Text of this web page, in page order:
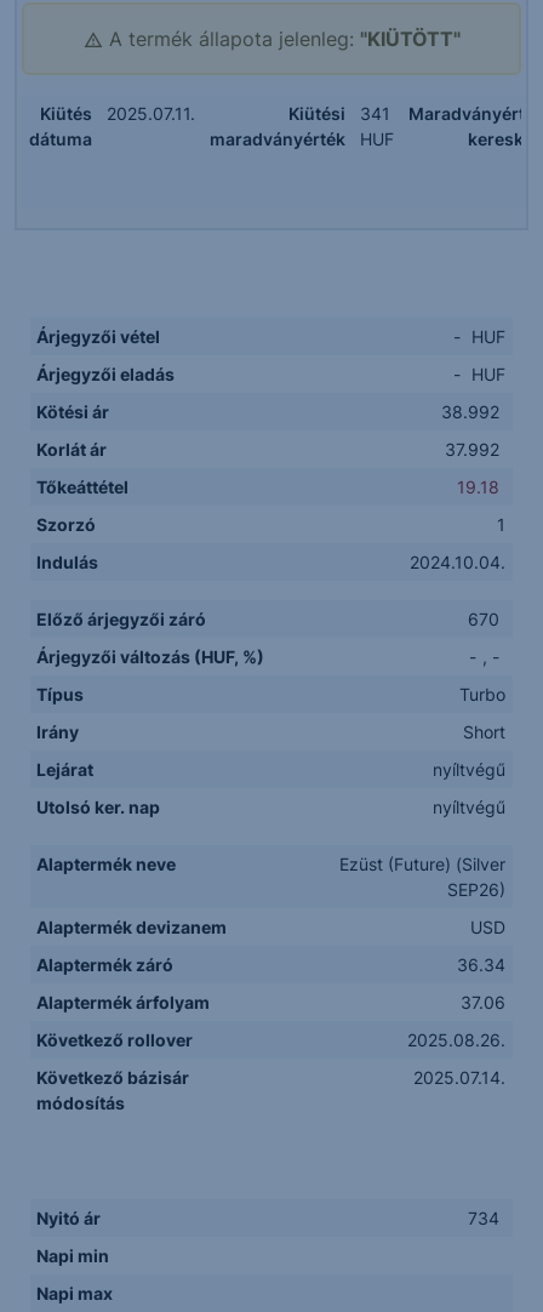
A termék állapota jelenleg: "KIÜTÖTT"
Kiütés
dátuma
2025.07.11.
Kiütési
maradványérték
341
HUF
Árjegyzői vétel - HUF
Árjegyzői eladás
- HUF
Kötési ár
38.992
Korlát ár
37.992
Tőkeáttétel
19.18
Szorzó
1
Indulás
2024.10.04.
Előző árjegyzői záró
670
Árjegyzői változás (HUF, %)
- , -
Típus
Turbo
Irány
Short
Lejárat
nyíltvégű
Utolsó ker. nap
nyíltvégű
Alaptermék neve
Ezüst (Future) (Silver
SEP26)
Alaptermék devizanem
USD
Alaptermék záró
36.34
Alaptermék árfolyam
37.06
Következő rollover
2025.08.26.
Következő bázisár
módosítás
2025.07.14.
Nyitó ár
734
Napi min
Napi max